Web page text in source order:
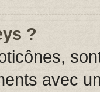
?
avec